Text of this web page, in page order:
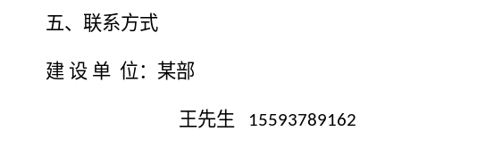
五、联系方式
建 设 单 位：某部
王先生 15593789162